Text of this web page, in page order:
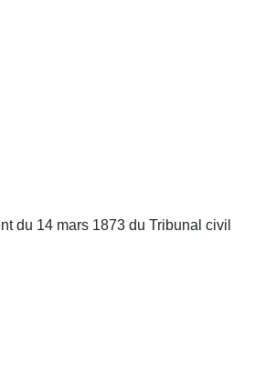
du 14 mars 1873 du Tribunal civil